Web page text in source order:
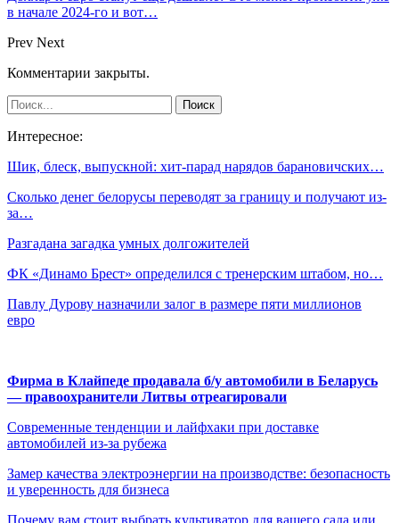
в начале 2024-го и вот…
Prev Next
Комментарии закрыты.
Интересное:
Шик, блеск, выпускной: хит-парад нарядов барановичских…
Сколько денег белорусы переводят за границу и получают из-
за…
Разгадана загадка умных долгожителей
ФК «Динамо Брест» определился с тренерским штабом, но…
Павлу Дурову назначили залог в размере пяти миллионов
евро
Фирма в Клайпеде продавала б/у автомобили в Беларусь
— правоохранители Литвы отреагировали
Современные тенденции и лайфхаки при доставке
автомобилей из-за рубежа
Замер качества электроэнергии на производстве: безопасность
и уверенность для бизнеса
Почему вам стоит выбрать культиватор для вашего сада или